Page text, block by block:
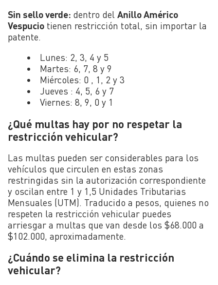
Sin sello verde: dentro del Anillo Américo
Vespucio tienen restricción total, sin importar la
patente.
Lunes: 2, 3, 4 y 5
Martes: 6, 7, 8 y 9
Miércoles: 0 , 1, 2 y 3
Jueves : 4, 5, 6 y 7
Viernes: 8, 9, 0 y 1
¿Qué multas hay por no respetar la
restricción vehicular?
Las multas pueden ser considerables para los
vehículos que circulen en estas zonas
restringidas sin la autorización correspondiente
y oscilan entre 1 y 1,5 Unidades Tributarias
Mensuales (UTM). Traducido a pesos, quienes no
respeten la restricción vehicular puedes
arriesgar a multas que van desde los $68.000 a
$102.000, aproximadamente.
¿Cuándo se elimina la restricción
vehicular?